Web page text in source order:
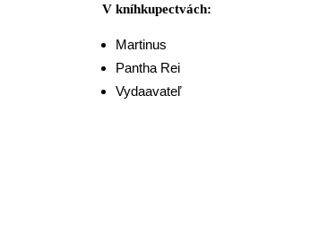
V kníhkupectvách:
Martinus
Pantha Rei
Vydaavateľ